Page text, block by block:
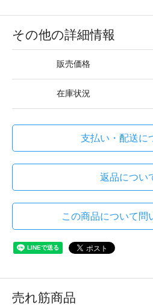
その他の詳細情報
販売価格
在庫状況
支払い・配送に
返品につい
この商品について問
売れ筋商品